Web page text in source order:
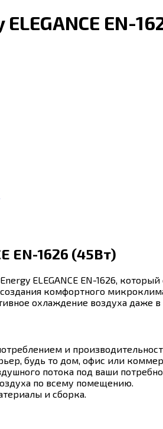
EN-
EN-1626 (45Вт)
Energy ELEGANCE EN-1626,
комфортного
охлаждение воздуха даже
и
будь то дом, офис или
потока под ваши
по всему помещению.
и сборка.